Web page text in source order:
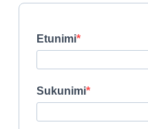
Etunimi
Sukunimi